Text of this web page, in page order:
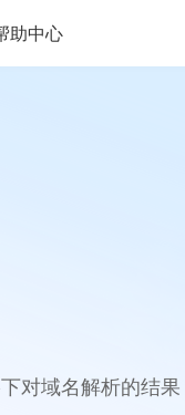
助中心
对域名解析的结果